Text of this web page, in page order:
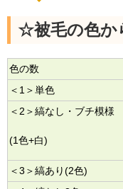
☆被毛の色か
色の数
＜1＞単色
＜2＞縞なし・ブチ模様
(1色+白)
＜3＞縞あり(2色)